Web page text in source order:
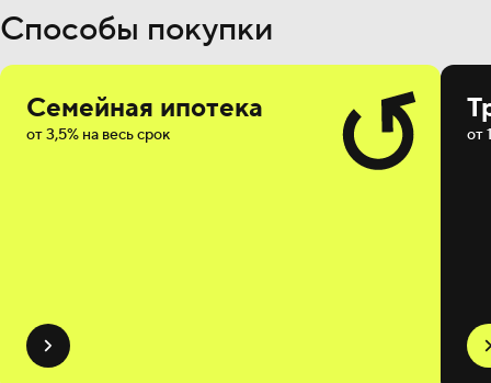
Способы покупки
Семейная ипотека
от 3,5% на весь срок от